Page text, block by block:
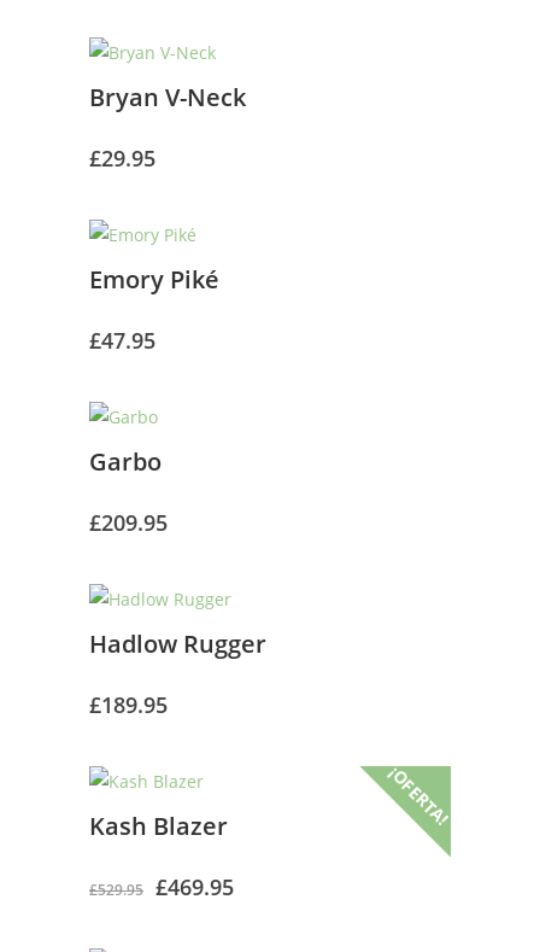
Bryan V-Neck
£29.95
Emory Piké
£47.95
Garbo
£209.95
Hadlow Rugger
£189.95
¡OFERTA!
Kash Blazer
£529.95 El
£469.95El